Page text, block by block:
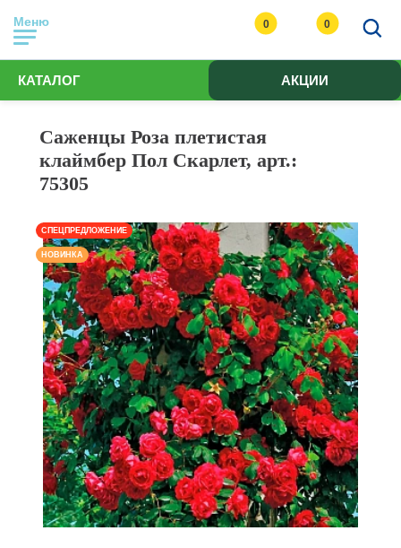
Меню 0 0
КАТАЛОГ АКЦИИ
Саженцы Роза плетистая
клаймбер Пол Скарлет, арт.:
75305
СПЕЦПРЕДЛОЖЕНИЕ
НОВИНКА